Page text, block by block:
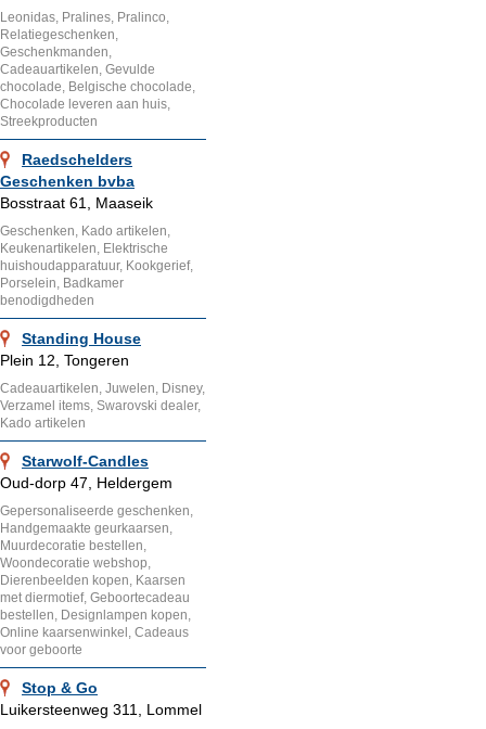
Leonidas, Pralines, Pralinco,
Relatiegeschenken,
Geschenkmanden,
Cadeauartikelen, Gevulde
chocolade, Belgische chocolade,
Chocolade leveren aan huis,
Streekproducten
Raedschelders
Geschenken bvba
Bosstraat 61, Maaseik
Geschenken, Kado artikelen,
Keukenartikelen, Elektrische
huishoudapparatuur, Kookgerief,
Porselein, Badkamer
benodigdheden
Standing House
Plein 12, Tongeren
Cadeauartikelen, Juwelen, Disney,
Verzamel items, Swarovski dealer,
Kado artikelen
Starwolf-Candles
Oud-dorp 47, Heldergem
Gepersonaliseerde geschenken,
Handgemaakte geurkaarsen,
Muurdecoratie bestellen,
Woondecoratie webshop,
Dierenbeelden kopen, Kaarsen
met diermotief, Geboortecadeau
bestellen, Designlampen kopen,
Online kaarsenwinkel, Cadeaus
voor geboorte
Stop & Go
Luikersteenweg 311, Lommel